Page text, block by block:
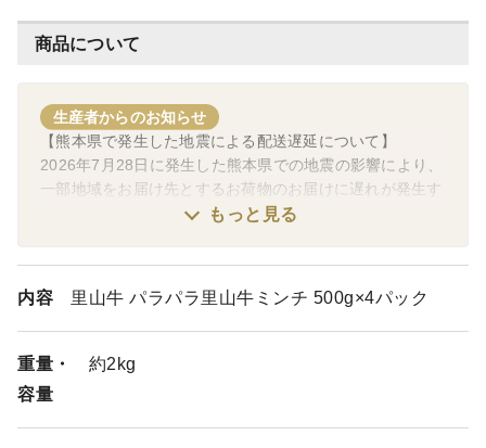
商品について
生産者からのお知らせ
【熊本県で発生した地震による配送遅延について】
2026年7月28日に発生した熊本県での地震の影響により、
一部地域をお届け先とするお荷物のお届けに遅れが発生す
る可能性がございます。ご不便をおかけいたしまして大変
【お知らせ】夏季休暇中の出荷・お問い合わせについて
夏季休暇のため下記期間の出荷およびお問い合わせ対応を
お休みさせていただきます。あらかじめご了承のほどお願
・お休み期間 ：8/11（火） ～ 8/16（日）
・お届け指定不可日：8/12（水） ～ 8/18（火）
もっと見る
内容 里山牛 パラパラ里山牛ミンチ 500g×4パック
重量・
容量
約2kg